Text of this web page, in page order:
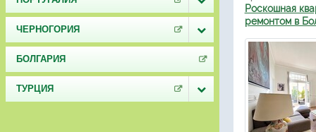
ЧЕРНОГОРИЯ
БОЛГАРИЯ
ТУРЦИЯ
Роскошная
ремонтом в